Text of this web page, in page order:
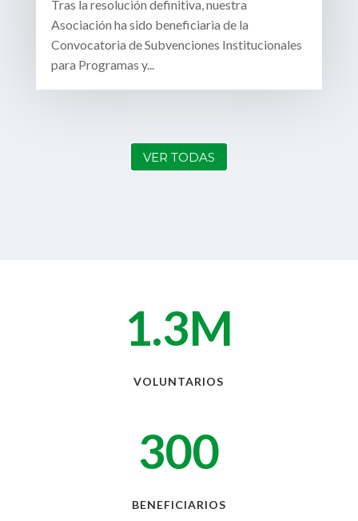
Tras la resolución definitiva, nuestra
Asociación ha sido beneficiaria de la
Convocatoria de Subvenciones Institucionales
para Programas y...
VER TODAS
1.3M
VOLUNTARIOS
300
BENEFICIARIOS